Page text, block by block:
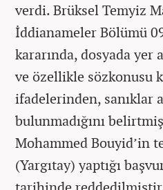
verdi. Brüksel Temyiz
İddianameler Bölümü
kararında, dosyada
ve özellikle sözkonusu
ifadelerinden, sanıklar
bulunmadığını
Mohammed Bouyid’in
(Yargıtay) yaptığı